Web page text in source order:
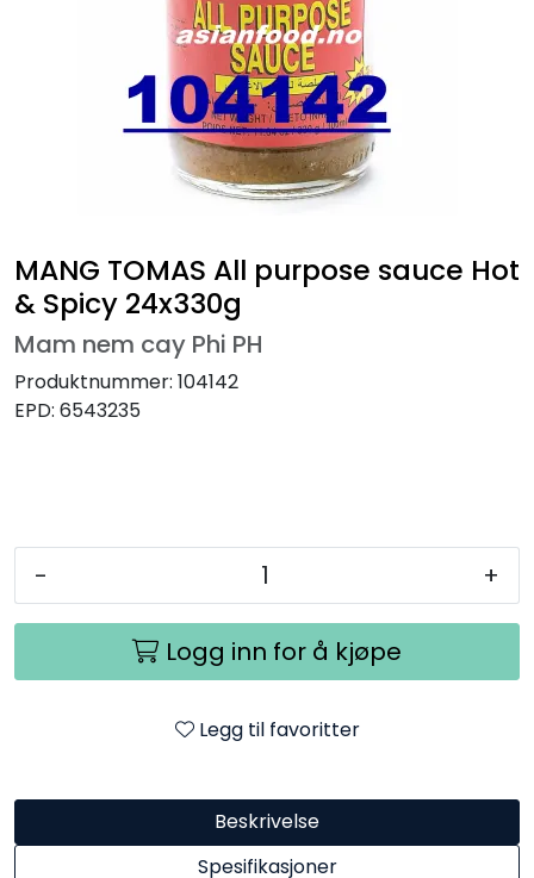
MANG TOMAS All purpose sauce Hot
& Spicy 24x330g
Mam nem cay Phi PH
Produktnummer: 104142
EPD: 6543235
- +
Logg inn for å kjøpe
Legg til favoritter
Beskrivelse
Spesifikasjoner